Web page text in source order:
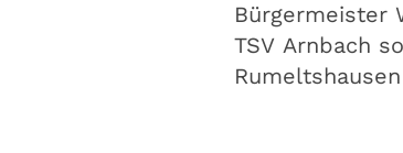
Bürgermeister
TSV Arnbach